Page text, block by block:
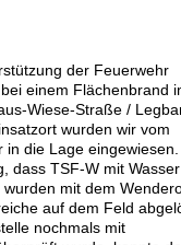
der Feuerwehr
einem Flächenbrand
Wiese-Straße /
wurden wir vom
in die Lage
dass TSF-W mit
mit dem
auf dem Feld
nochmals mit